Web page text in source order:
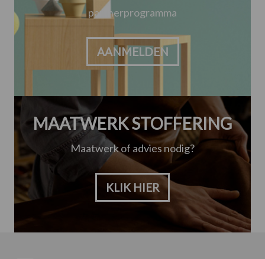
partnerprogramma
AANMELDEN
MAATWERK STOFFERING
Maatwerk of advies nodig?
KLIK HIER